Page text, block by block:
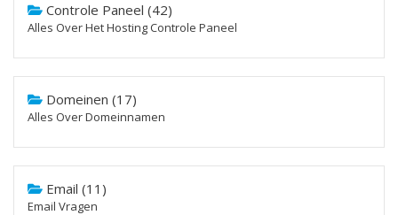
Controle Paneel (42)
Alles Over Het Hosting Controle Paneel
Domeinen (17)
Alles Over Domeinnamen
Email (11)
Email Vragen